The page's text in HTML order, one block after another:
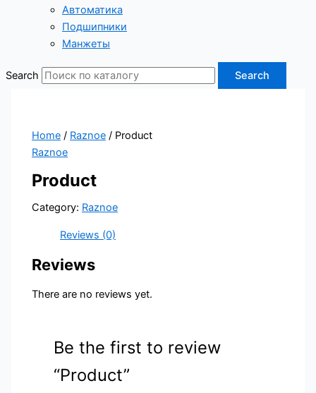
Автоматика
Подшипники
Манжеты
Search Search
Home / Raznoe / Product
Raznoe
Product
Category: Raznoe
Reviews (0)
Reviews
There are no reviews yet.
Be the first to review
“Product”